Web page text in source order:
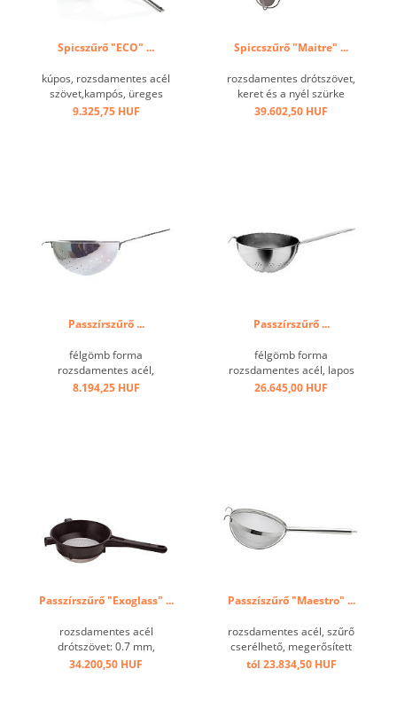
Spicszűrő "ECO" ...
kúpos, rozsdamentes acél
szövet,kampós, üreges
markolat,22,5 cm szárhossz
9.325,75 HUF
Spiccszűrő "Maitre" ...
rozsdamentes drótszövet,
keret és a nyél szürke
műanyag, 220°-ig hőálló ...
39.602,50 HUF
Passzírszűrő ...
félgömb forma
rozsdamentes acél,
kampóval ...
8.194,25 HUF
Passzírszűrő ...
félgömb forma
rozsdamentes acél, lapos
fogónyél, kampóval ...
26.645,00 HUF
Passzírszűrő "Exoglass" ...
rozsdamentes acél
drótszövet: 0.7 mm,
műanyag keret ...
34.200,50 HUF
Passzíszűrő "Maestro" ...
rozsdamentes acél, szűrő
cserélhető, megerősített
dupla szűrő és 2 kampó,
tól 23.834,50 HUF